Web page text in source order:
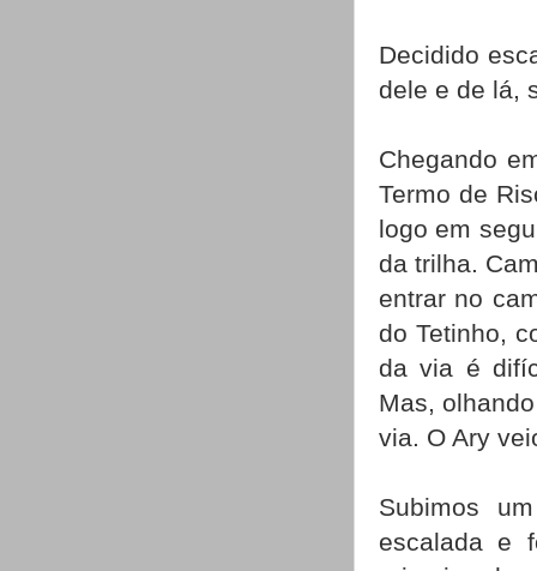
Decidido
dele e de lá,
Chegando
Termo de
logo em
da trilha.
entrar no
do Tetinho,
da via é
Mas,
via. O Ary
Subimos
escalada e